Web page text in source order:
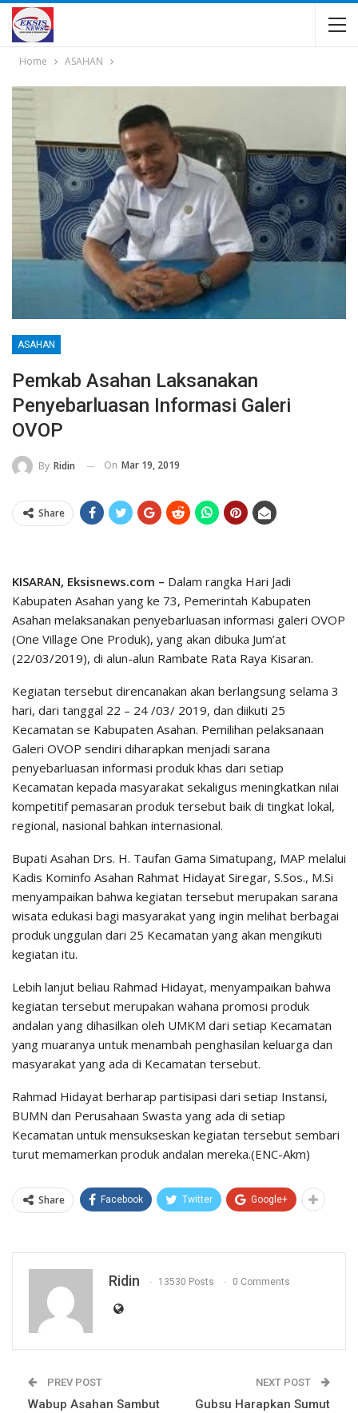
Home ASAHAN
ASAHAN
Pemkab Asahan Laksanakan
Penyebarluasan Informasi Galeri
OVOP
By Ridin On Mar 19, 2019
Share
KISARAN, Eksisnews.com – Dalam rangka Hari Jadi
Kabupaten Asahan yang ke 73, Pemerintah Kabupaten
Asahan melaksanakan penyebarluasan informasi galeri OVOP
(One Village One Produk), yang akan dibuka Jum’at
(22/03/2019), di alun-alun Rambate Rata Raya Kisaran.
Kegiatan tersebut direncanakan akan berlangsung selama 3
hari, dari tanggal 22 – 24 /03/ 2019, dan diikuti 25
Kecamatan se Kabupaten Asahan. Pemilihan pelaksanaan
Galeri OVOP sendiri diharapkan menjadi sarana
penyebarluasan informasi produk khas dari setiap
Kecamatan kepada masyarakat sekaligus meningkatkan nilai
kompetitif pemasaran produk tersebut baik di tingkat lokal,
regional, nasional bahkan internasional.
Bupati Asahan Drs. H. Taufan Gama Simatupang, MAP melalui
Kadis Kominfo Asahan Rahmat Hidayat Siregar, S.Sos., M.Si
menyampaikan bahwa kegiatan tersebut merupakan sarana
wisata edukasi bagi masyarakat yang ingin melihat berbagai
produk unggulan dari 25 Kecamatan yang akan mengikuti
kegiatan itu.
Lebih lanjut beliau Rahmad Hidayat, menyampaikan bahwa
kegiatan tersebut merupakan wahana promosi produk
andalan yang dihasilkan oleh UMKM dari setiap Kecamatan
yang muaranya untuk menambah penghasilan keluarga dan
masyarakat yang ada di Kecamatan tersebut.
Rahmad Hidayat berharap partisipasi dari setiap Instansi,
BUMN dan Perusahaan Swasta yang ada di setiap
Kecamatan untuk mensukseskan kegiatan tersebut sembari
turut memamerkan produk andalan mereka.(ENC-Akm)
Share Facebook Twitter Google+
Ridin 13530 Posts 0 Comments
PREV POST
Wabup Asahan Sambut
NEXT POST
Gubsu Harapkan Sumut